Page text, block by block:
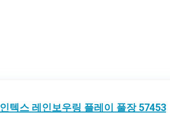
인텍스 레인보우링 플레이 풀장 57453